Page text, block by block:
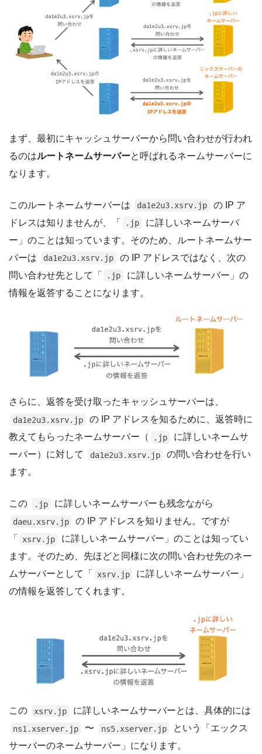
まず、最初にキャッシュサーバーから問い合わせが行われ
るのはルートネームサーバーと呼ばれるネームサーバーに
なります。
このルートネームサーバーは da1e2u3.xsrv.jp
の IP ア
ドレスは知りませんが、「
.jp
に詳しいネームサーバ
ー」のことは知っています。そのため、ルートネームサー
バーは
da1e2u3.xsrv.jp
の IP アドレスではなく、次の
問い合わせ先として「
.jp
に詳しいネームサーバー」の
情報を返答することになります。
さらに、返答を受け取ったキャッシュサーバーは、
da1e2u3.xsrv.jp
の IP アドレスを知るために、返答時に
教えてもらったネームサーバー（
.jp
に詳しいネームサ
ーバー）に対して
da1e2u3.xsrv.jp
の問い合わせを行い
ます。
この .jp に詳しいネームサーバーも残念ながら
daeu.xsrv.jp
の IP アドレスを知りません。ですが
「
xsrv.jp
に詳しいネームサーバー」のことは知ってい
ます。そのため、先ほどと同様に次の問い合わせ先のネー
ムサーバーとして「
xsrv.jp
に詳しいネームサーバー」
の情報を返答してくれます。
この xsrv.jp に詳しいネームサーバーとは、具体的には
ns1.xserver.jp 〜 ns5.xserver.jp
という「エックス
サーバーのネームサーバー」になります。